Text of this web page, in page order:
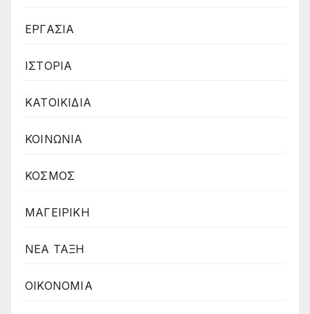
ΕΡΓΑΣΙΑ
ΙΣΤΟΡΙΑ
ΚΑΤΟΙΚΙΔΙΑ
ΚΟΙΝΩΝΙΑ
ΚΟΣΜΟΣ
ΜΑΓΕΙΡΙΚΗ
ΝΕΑ ΤΑΞΗ
ΟΙΚΟΝΟΜΙΑ